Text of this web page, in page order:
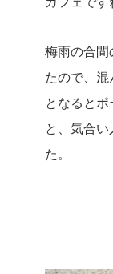
梅雨の合間
たので、混
となると
と、気合
た。